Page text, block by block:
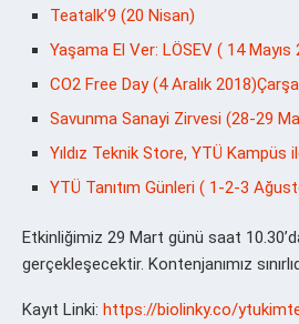
Teatalk’9 (20 Nisan)
Yaşama El Ver: LÖSEV ( 14 Mayıs
CO2 Free Day (4 Aralık
Savunma Sanayi Zirvesi (28-29
Yıldız Teknik Store, YTÜ Kampüs
YTÜ Tanıtım Günleri ( 1-2-3
Etkinliğimiz 29 Mart günü saat
gerçekleşecektir. Kontenjanımız
Kayıt Linki: https://biolinky.co/